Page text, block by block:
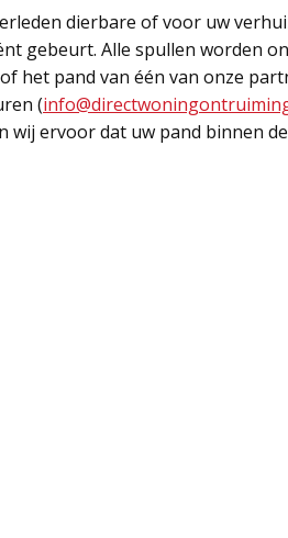
dierbare of voor uw
gebeurt. Alle spullen worden
het pand van één van onze
(
wij ervoor dat uw pand binnen